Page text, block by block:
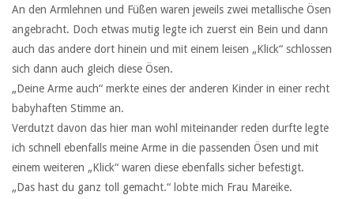
An den Armlehnen und Füßen waren jeweils zwei metallische Ösen
angebracht. Doch etwas mutig legte ich zuerst ein Bein und dann
auch das andere dort hinein und mit einem leisen „Klick“ schlossen
sich dann auch gleich diese Ösen.
„Deine Arme auch“ merkte eines der anderen Kinder in einer recht
babyhaften Stimme an.
Verdutzt davon das hier man wohl miteinander reden durfte legte
ich schnell ebenfalls meine Arme in die passenden Ösen und mit
einem weiteren „Klick“ waren diese ebenfalls sicher befestigt.
„Das hast du ganz toll gemacht.“ lobte mich Frau Mareike.